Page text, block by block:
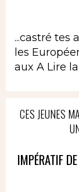
...castré tes
les
aux A Lire
CES JEUNES
IMPÉRATIF